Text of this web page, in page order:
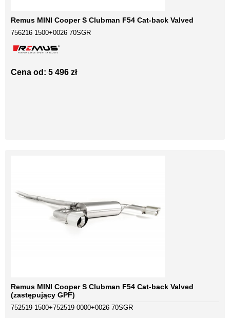
Remus MINI Cooper S Clubman F54 Cat-back Valved
756216 1500+0026 70SGR
Cena od: 5 496 zł
Remus MINI Cooper S Clubman F54 Cat-back Valved
(zastępujący GPF)
752519 1500+752519 0000+0026 70SGR